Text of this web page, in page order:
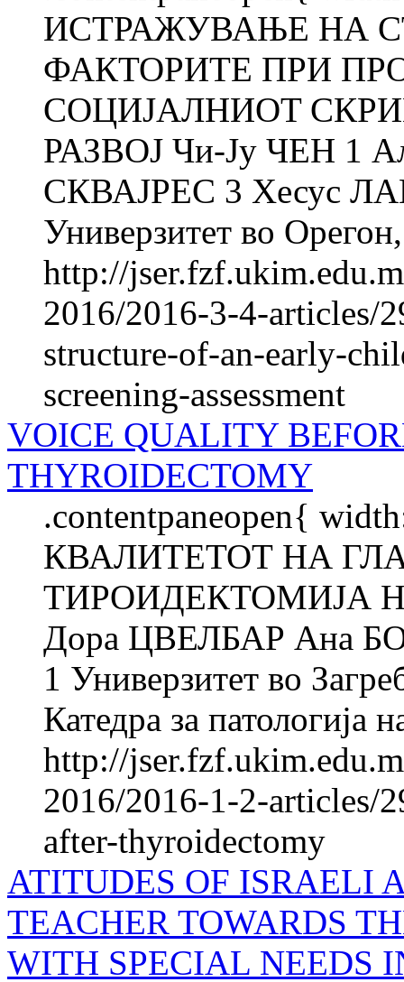
ИСТРАЖУВАЊЕ НА
ФАКТОРИТЕ ПРИ
СОЦИЈАЛНИOT
РАЗВОЈ Чи-Ју ЧЕН 1
СКВАЈРЕС 3 Хесус
Универзитет во
http://
2016/2016-3-4-articles/
structure-of-an-early-
screening-assessment
VOICE QUALITY
THYROIDECTOMY
.contentpaneopen{
КВАЛИТЕТОТ НА
ТИРОИДЕКТОМИЈА
Дора ЦВЕЛБАР Ана
1 Универзитет во
Катедра за патологија
http://
2016/2016-1-2-articles/
after-thyroidectomy
ATITUDES OF ISRAELI
TEACHER TOWARDS
WITH SPECIAL NEEDS